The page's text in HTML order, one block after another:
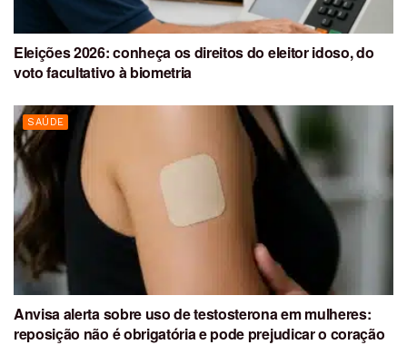
Eleições 2026: conheça os direitos do eleitor idoso, do
voto facultativo à biometria
SAÚDE
Anvisa alerta sobre uso de testosterona em mulheres:
reposição não é obrigatória e pode prejudicar o coração